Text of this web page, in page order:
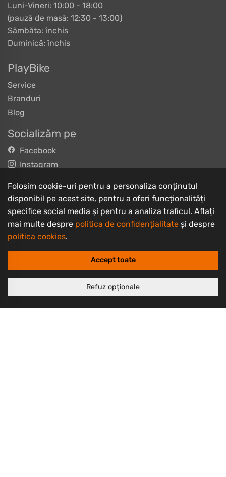
Luni-Vineri: 10:00 - 18:00
(pauză de masă: 12:30 - 13:00)
Sâmbăta: închis
Duminică: închis
PlayBike
Service
Branduri
Blog
Socializăm pe
Facebook
Instagram
YouTube
Informații clienți
Contact
Folosim cookie-uri pentru a personaliza conținutul
disponibil pe acest site, pentru a oferi funcționalități
specifice social media și pentru a analiza traficul. Aflați
mai multe despre politica de confidențialitate și despre
politica cookies.
Accept toate
Refuz opționale